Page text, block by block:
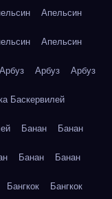
Апельсин
Апельсин
Арбуз Арбуз Арбуз
Баскервилей
Банан Банан
Банан Банан
Бангкок Бангкок